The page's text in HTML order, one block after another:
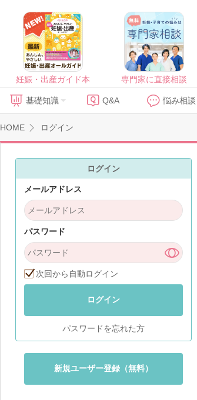
妊娠・出産ガイド本 専門家に直接相談
基礎知識 Q&A 悩み相談
HOME ログイン
ログイン
メールアドレス
パスワード
次回から自動ログイン
ログイン
パスワードを忘れた方
新規ユーザー登録（無料）